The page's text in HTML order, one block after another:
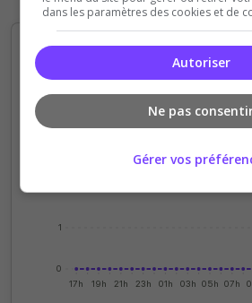
0
1
17h 19h 21h 23h 01h 03h 05h 07h
dans les paramètres des cookies et de
Autoriser
Ne pas
Gérer vos